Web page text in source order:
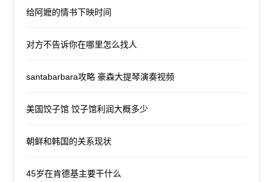
给阿嬷的情书下映时间
对方不告诉你在哪里怎么找人
santabarbara攻略 豪森大提琴演奏视频
美国饺子馆 饺子馆利润大概多少
朝鲜和韩国的关系现状
45岁在肯德基主要干什么